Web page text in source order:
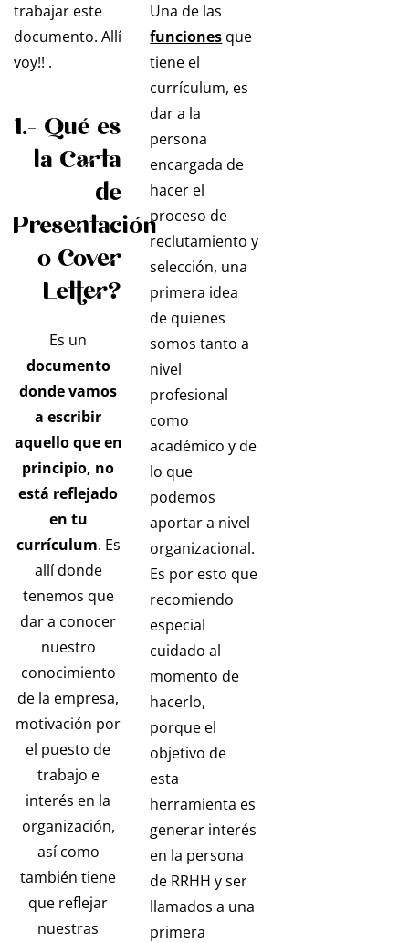
trabajar este
documento. Allí
voy!! .
1.- Qué es
la Carta
de
Presentación
o Cover
Letter?
Es un
documento
donde vamos
a escribir
aquello que en
principio, no
está reflejado
en tu
currículum. Es
allí donde
tenemos que
dar a conocer
nuestro
conocimiento
de la empresa,
motivación por
el puesto de
trabajo e
interés en la
organización,
así como
también tiene
que reflejar
nuestras
Una de las
funciones que
tiene el
currículum, es
dar a la
persona
encargada de
hacer el
proceso de
reclutamiento y
selección, una
primera idea
de quienes
somos tanto a
nivel
profesional
como
académico y de
lo que
podemos
aportar a nivel
organizacional.
Es por esto que
recomiendo
especial
cuidado al
momento de
hacerlo,
porque el
objetivo de
esta
herramienta es
generar interés
en la persona
de RRHH y ser
llamados a una
primera